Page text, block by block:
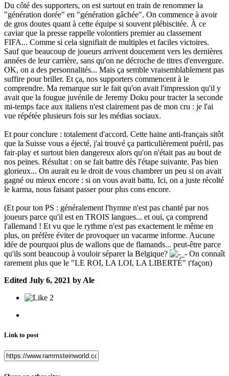
Du côté des supporters, on est surtout en train de renommer la
"génération dorée" en "génération gâchée". On commence à avoir
de gros doutes quant à cette équipe si souvent plébiscitée. À ce
caviar que la presse rappelle volontiers premier au classement
FIFA... Comme si cela signifiait de multiples et faciles victoires.
Sauf que beaucoup de joueurs arrivent doucement vers les dernières
années de leur carrière, sans qu'on ne décroche de titres d'envergure.
OK, on a des personnalités... Mais ça semble vraisemblablement pas
suffire pour briller. Et ça, nos supporters commencent à le
comprendre. Ma remarque sur le fait qu'on avait l'impression qu'il y
avait que la fougue juvénile de Jeremy Doku pour tracter la seconde
mi-temps face aux italiens n'est clairement pas de mon cru : je l'ai
vue répétée plusieurs fois sur les médias sociaux.
Et pour conclure : totalement d'accord. Cette haine anti-français sitôt
que la Suisse vous a éjecté, j'ai trouvé ça particulièrement puéril, pas
fair-play et surtout bien dangereux alors qu'on n'était pas au bout de
nos peines. Résultat : on se fait battre dès l'étape suivante. Pas bien
glorieux... On aurait eu le droit de vous chambrer un peu si on avait
gagné ou mieux encore : si on vous avait battu. Ici, on a juste récolté
le karma, nous faisant passer pour plus cons encore.
(Et pour ton PS : généralement l'hymne n'est pas chanté par nos
joueurs parce qu'il est en TROIS langues... et oui, ça comprend
l'allemand ! Et vu que le rythme n'est pas exactement le même en
plus, on préfère éviter de provoquer un vacarme informe. Aucune
idée de pourquoi plus de wallons que de flamands... peut-être parce
qu'ils sont beaucoup à vouloir séparer la Belgique?
On connaît
rarement plus que le "LE ROI, LA LOI, LA LIBERTÉ" t'façon)
Edited July 6, 2021 by Ale
2
Link to post